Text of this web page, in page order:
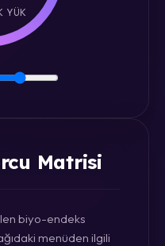
YÜK
Matrisi
biyo-endeks
menüden ilgili